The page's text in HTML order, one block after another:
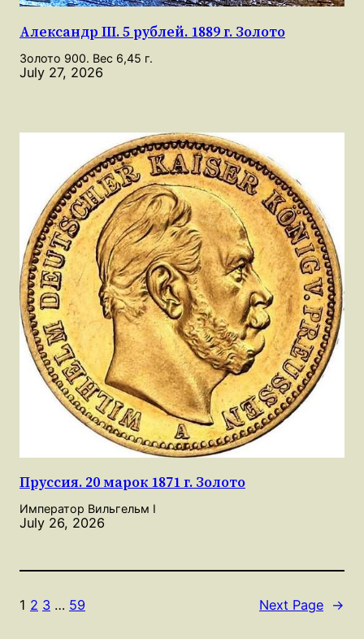
Александр III. 5 рублей. 1889 г. Золото
Золото 900. Вес 6,45 г.
July 27, 2026
Пруссия. 20 марок 1871 г. Золото
Император Вильгельм I
July 26, 2026
1 2 3 … 59 Next Page →